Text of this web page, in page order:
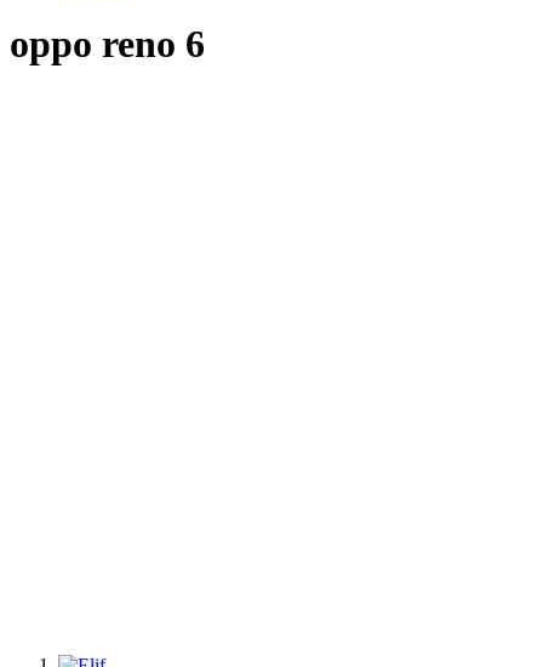
oppo reno 6